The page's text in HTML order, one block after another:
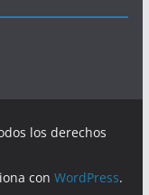
los derechos
conWordPress.